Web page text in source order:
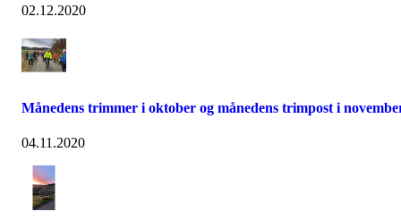
02.12.2020
Månedens trimmer i oktober og månedens trimpost i
04.11.2020